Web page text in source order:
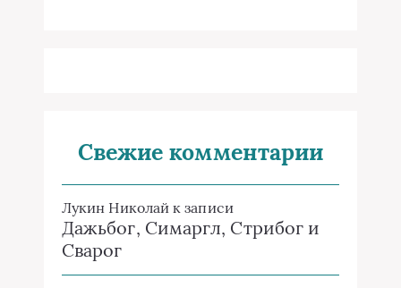
Свежие комментарии
Лукин Николай к записи
Дажьбог, Симаргл, Стрибог и
Сварог